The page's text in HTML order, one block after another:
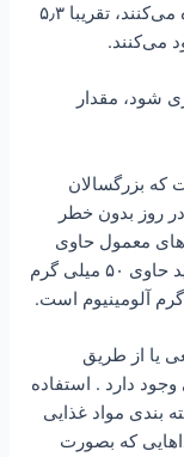
پخت و پز و‌ ‌نگهداری مواد غذایی خود استفاده می‌کنند، تقریبا ۵٫۳
می‌کنند.
شود، مقدار
که‌ ‌بزرگسالان
را در روز بدون خطر
معمول حاوی
آلومینیوم هستند، مثلا یک عدد قرص‌ ‌آنتی اسید حاوی ۵۰ میلی گرم
یا از طریق
دارد . استفاده
بندی مواد غذایی
که بصورت